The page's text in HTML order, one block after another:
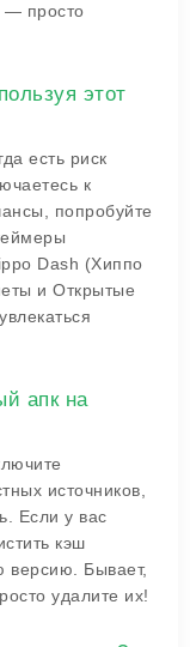
— просто
этот
есть риск
к
попробуйте
Dash (Хиппо
и Открытые
апк на
источников,
Если у вас
кэш
версию. Бывает,
удалите их!